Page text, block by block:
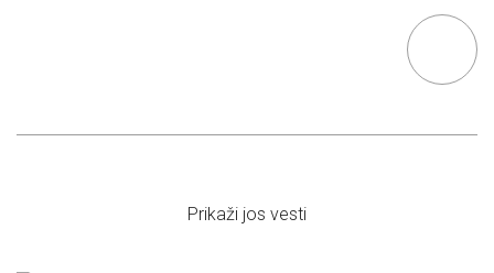
Prikaži jos vesti